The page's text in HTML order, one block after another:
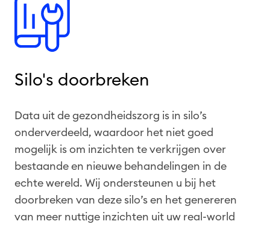
Silo's doorbreken
Data uit de gezondheidszorg is in silo’s
onderverdeeld, waardoor het niet goed
mogelijk is om inzichten te verkrijgen over
bestaande en nieuwe behandelingen in de
echte wereld. Wij ondersteunen u bij het
doorbreken van deze silo’s en het genereren
van meer nuttige inzichten uit uw real-world